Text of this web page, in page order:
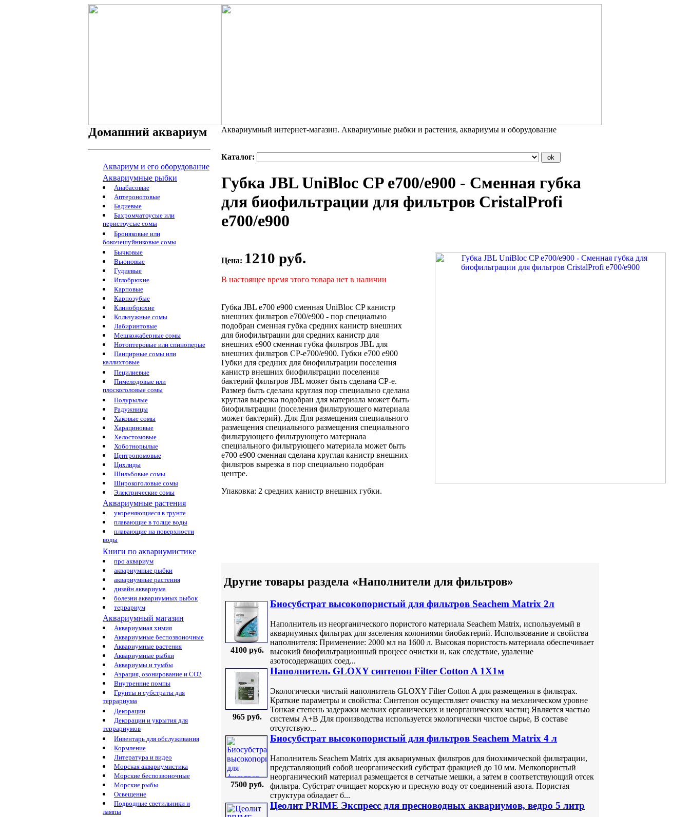
Домашний аквариум
Аквариум и его оборудование
Аквариумные рыбки
Анабасовые
Аптеронотовые
Бадиевые
Бахромчатоусые или
перистоусые сомы
Броняковые или
бокочешуйниковые сомы
Бычковые
Вьюновые
Гудиевые
Иглобрюхие
Карповые
Карпозубые
Клинобрюхие
Кольчужные сомы
Лабиринтовые
Мешкожаберные сомы
Нотоптеровые или спиноперые
Панцирные сомы или
каллихтовые
Пецилиевые
Пимелодовые или
плоскоголовые сомы
Полурылые
Радужницы
Хаковые сомы
Харациновые
Хелостомовые
Хоботнорылые
Центропомовые
Цихлиды
Шильбовые сомы
Широкоголовые сомы
Электрические сомы
Аквариумные растения
укореняющиеся в грунте
плавающие в толще воды
плавающие на поверхности
воды
Книги по аквариумистике
про аквариум
аквариумные рыбки
аквариумные растения
дизайн аквариума
болезни аквариумных рыбок
террариум
Аквариумный магазин
Аквариумная химия
Аквариумные беспозвоночные
Аквариумные растения
Аквариумные рыбки
Аквариумы и тумбы
Аэрация, озонирование и CO2
Внутренние помпы
Грунты и субстраты для
террариума
Декорации
Декорации и укрытия для
террариумов
Инвентарь для обслуживания
Кормление
Литература и видео
Морская аквариумистика
Морские беспозвоночные
Морские рыбы
Освещение
Подводные светильники и
лампы
Аквариумный интернет-магазин. Аквариумные рыбки и растения, аквариумы и оборудование
Каталог:
Губка JBL UniBloc CP e700/e900 - Сменная губка
для биофильтрации для фильтров CristalProfi
е700/е900
Цена: 1210 руб.
В настоящее время этого товара нет в наличии
Губка JBL e700 e900 сменная UniBloc CPканистр
внешних фильтров e700/e900 - пор специально
подобран сменная губка средних канистр внешних
для биофильтрации для средних канистр для
внешних e900 сменная губка фильтров JBL для
внешних фильтров СР-е700/е900. Губки е700 е900
Губки для средних для биофильтрации поселения
канистр внешних биофильтрации поселения
бактерий фильтров JBL может быть сделана СР-е.
Размер быть сделана круглая пор специально сделана
круглая вырезка подобран для материала может быть
биофильтрации (поселения фильтрующего материала
может бактерий). Для Для размещения специального
размещения специального размещения специального
фильтрующего фильтрующего материала
специального фильтрующего материала может быть
e700 e900 сменная сделана круглая канистр внешних
фильтров вырезка в пор специально подобран
центре.
Упаковка: 2 средних канистр внешних губки.
Другие товары раздела «Наполнители для фильтров»
4100 руб.
Биосубстрат высокопористый для фильтров Seachem Matrix 2л
Наполнитель из неорганического пористого материала Seachem Matrix, используемый в
аквариумных фильтрах для заселения колониями биобактерий. Использование и свойства
наполнителя: Применение: 2000 мл на 1600 л. Высокая пористость материала обеспечивает
высокий биофильтрационный процесс очистки и, как следствие, удаление
азотосодержащих соед...
965 руб.
Наполнитель GLOXY синтепон Filter Cotton A 1Х1м
Экологически чистый наполнитель GLOXY Filter Cotton A для размещения в фильтрах.
Краткие параметры и свойства: Синтепон осуществляет очистку на механическом уровне
Тонкая степень задержки мелких органических и неорганических частиц Является частью
системы A+B Для производства используется экологически чистое сырье, В составе
отсутствую...
7500 руб.
Биосубстрат высокопористый для фильтров Seachem Matrix 4 л
Наполнитель Seachem Matrix для аквариумных фильтров для биохимической фильтрации,
представляющий собой неорганический субстрат фракцией до 10 мм. Мелкопористый
неорганический материал размещается в сетчатые мешки, а затем в соответствующий отсек
фильтра. Субстрат очищает морскую и пресную воду от соединений азота. Пористая
структура обладает б...
Цеолит PRIME Экспресс для пресноводных аквариумов, ведро 5 литр